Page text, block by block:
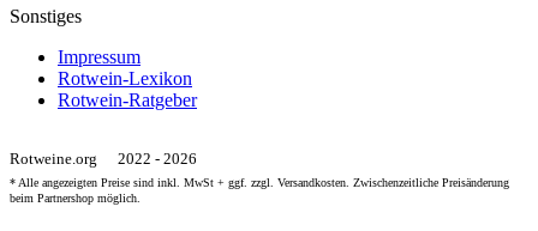
Sonstiges
Impressum
Rotwein-Lexikon
Rotwein-Ratgeber
Rotweine.org 2022 - 2026
* Alle angezeigten Preise sind inkl. MwSt + ggf. zzgl. Versandkosten. Zwischenzeitliche Preisänderung
beim Partnershop möglich.